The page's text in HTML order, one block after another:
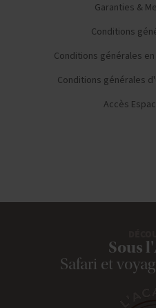
Garanties &
Conditions
Conditions générales
Conditions générales
Accès
Sous
Safari et